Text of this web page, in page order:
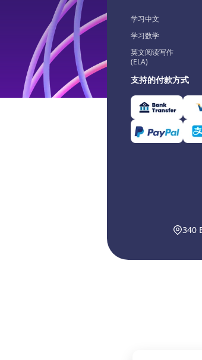
学习中文
学习数学
英文阅读写作
(ELA)
支持的付款方式
340